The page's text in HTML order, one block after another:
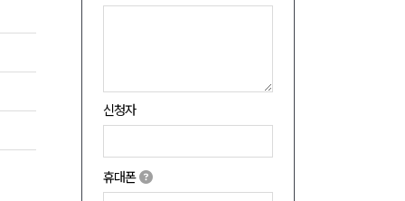
신청자
휴대폰